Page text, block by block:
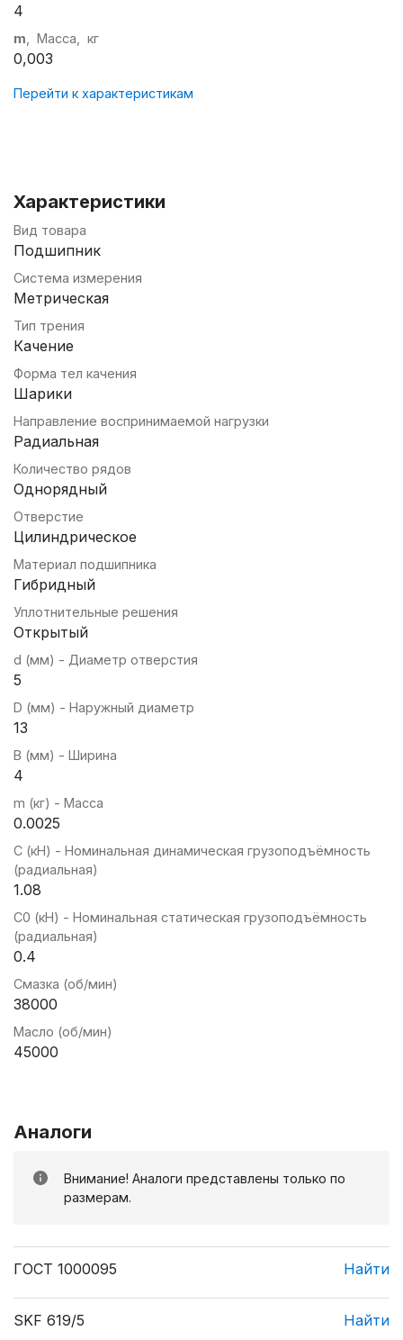
4
m , Масса, кг
0,003
Перейти к характеристикам
Характеристики
Вид товара
Подшипник
Система измерения
Метрическая
Тип трения
Качение
Форма тел качения
Шарики
Направление воспринимаемой нагрузки
Радиальная
Количество рядов
Однорядный
Отверстие
Цилиндрическое
Материал подшипника
Гибридный
Уплотнительные решения
Открытый
d (мм) - Диаметр отверстия
5
D (мм) - Наружный диаметр
13
B (мм) - Ширина
4
m (кг) - Масса
0.0025
C (кН) - Номинальная динамическая грузоподъёмность
(радиальная)
1.08
C0 (кН) - Номинальная статическая грузоподъёмность
(радиальная)
0.4
Смазка (об/мин)
38000
Масло (об/мин)
45000
Аналоги
Внимание! Аналоги представлены только по
размерам.
ГОСТ 1000095 Найти
SKF 619/5 Найти